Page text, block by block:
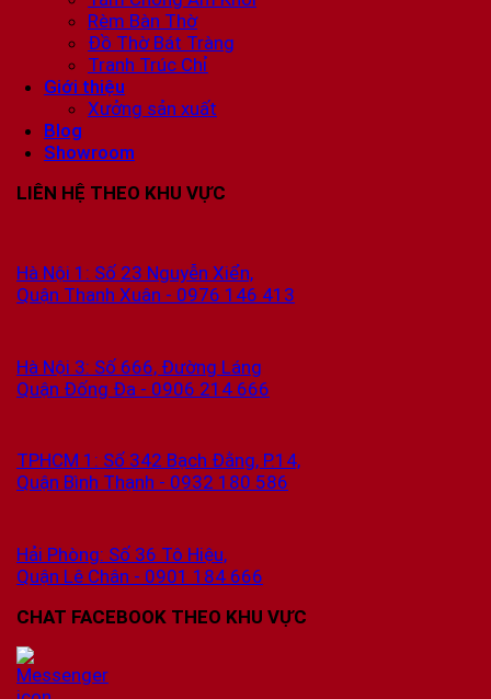
Rèm Bàn Thờ
Đồ Thờ Bát Tràng
Tranh Trúc Chỉ
Giới thiệu
Xưởng sản xuất
Blog
Showroom
LIÊN HỆ THEO KHU VỰC
Hà Nội 1: Số 23 Nguyễn Xiển,
Quận Thanh Xuân - 0976 146 413
Hà Nội 3: Số 666, Đường Láng
Quận Đống Đa - 0906 214 666
TPHCM 1: Số 342 Bạch Đằng, P.14,
Quận Bình Thạnh - 0932 180 586
Hải Phòng: Số 36 Tô Hiệu,
Quận Lê Chân - 0901 184 666
CHAT FACEBOOK THEO KHU VỰC